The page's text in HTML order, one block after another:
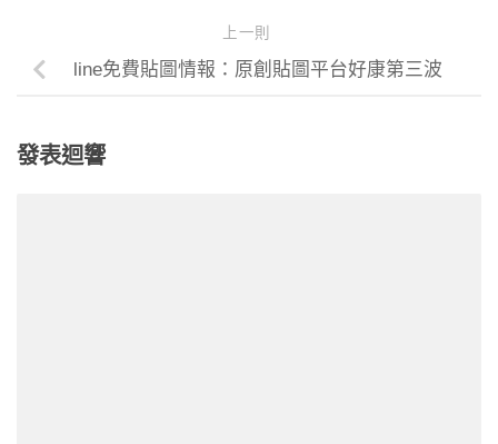
上一則
line免費貼圖情報：原創貼圖平台好康第三波
發表迴響